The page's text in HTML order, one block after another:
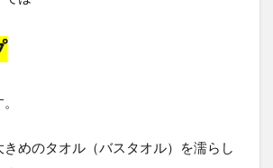
めのタオル（バスタオル）を濡らし